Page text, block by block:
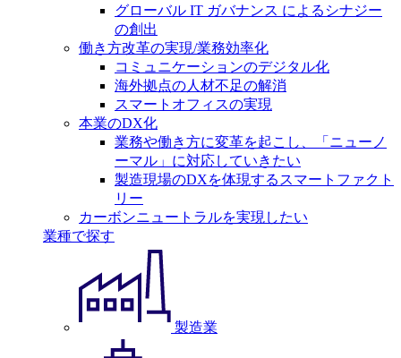
グローバル IT ガバナンス によるシナジー
の創出
働き方改革の実現/業務効率化
コミュニケーションのデジタル化
海外拠点の人材不足の解消
スマートオフィスの実現
本業のDX化
業務や働き方に変革を起こし、「ニューノ
ーマル」に対応していきたい
製造現場のDXを体現するスマートファクト
リー
カーボンニュートラルを実現したい
業種で探す
製造業